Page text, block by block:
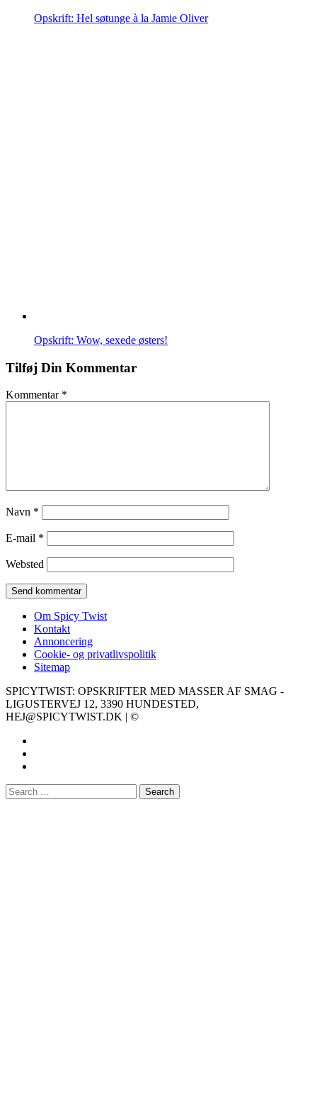
Opskrift: Hel søtunge à la Jamie Oliver
Opskrift: Wow, sexede østers!
Tilføj Din Kommentar
Kommentar *
Navn *
E-mail *
Websted
Om Spicy Twist
Kontakt
Annoncering
Cookie- og privatlivspolitik
Sitemap
SPICYTWIST: OPSKRIFTER MED MASSER AF SMAG -
LIGUSTERVEJ 12, 3390 HUNDESTED,
HEJ@SPICYTWIST.DK | ©